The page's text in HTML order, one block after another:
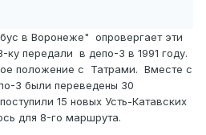
в Воронеже" опровергает эти
ку передали в депо-3 в 1991 году.
положение с Татрами. Вместе с
3 были переведены 30
15 новых Усть-Катавских
для 8-го маршрута.